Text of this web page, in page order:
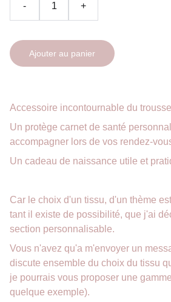
- +
Ajouter au panier
Accessoire incontournable du
Un protège carnet de santé
accompagner lors de vos rendez-
Un cadeau de naissance utile et
Car le choix d'un tissu, d'un thème
tant il existe de possibilité, que j'ai
section personnalisable.
Vous n'avez qu'a m'envoyer un
discute ensemble du choix du tissu
je pourrais vous proposer une
quelque exemple).